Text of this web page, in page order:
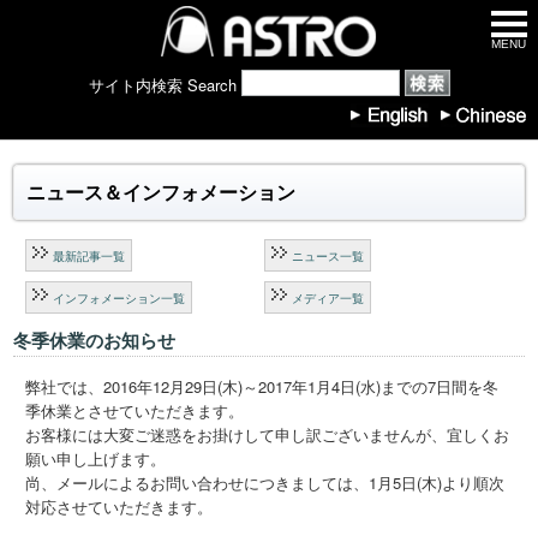
サイト内検索 Search
MENU
ニュース＆インフォメーション
最新記事一覧 ニュース一覧
インフォメーション一覧 メディア一覧
冬季休業のお知らせ
弊社では、2016年12月29日(木)～2017年1月4日(水)までの7日間を冬
季休業とさせていただきます。
お客様には大変ご迷惑をお掛けして申し訳ございませんが、宜しくお
願い申し上げます。
尚、メールによるお問い合わせにつきましては、1月5日(木)より順次
対応させていただきます。